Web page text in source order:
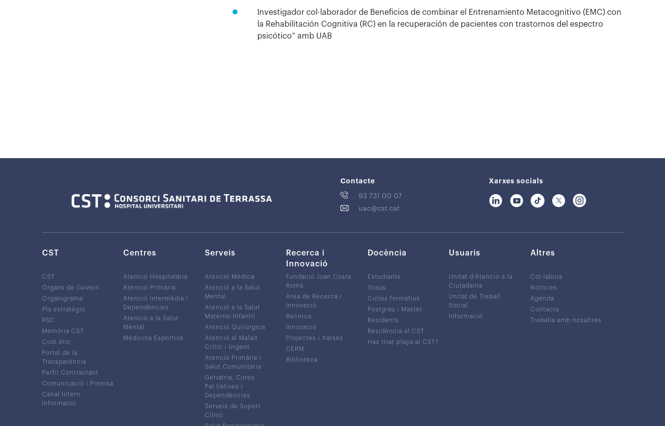
Investigador col·laborador de Beneficios de combinar el Entrenamiento Metacognitivo (EMC) con
la Rehabilitación Cognitiva (RC) en la recuperación de pacientes con trastornos del espectro
psicótico” amb UAB
Contacte
93 731 00 07
uac@cst.cat
Xarxes socials
CST
CST
Òrgans de Govern
Organigrama
Pla estratègic
RSC
Memòria CST
Codi ètic
Portal de la
Transparència
Perfil Contractant
Comunicació i Premsa
Canal Intern
Informació
Centres
Atenció Hospitalària
Atenció Primària
Atenció Intermèdia i
Dependències
Atenció a la Salut
Mental
Medicina Esportiva
Serveis
Atenció Mèdica
Atenció a la Salut
Mental
Atenció a la Salut
Materno-Infantil
Atenció Quirúrgica
Atenció al Malalt
Crític i Urgent
Atenció Primària i
Salut Comunitària
Geriatria, Cures
Pal·liatives i
Dependències
Serveis de Suport
Clínic
Recerca i
Innovació
Fundació Joan Costa
Roma
Àrea de Recerca i
Innovació
Recerca
Innovació
Projectes i Xarxes
CERM
Biblioteca
Docència
Estudiants
Graus
Cicles formatius
Postgrau i Màster
Residents
Residència al CST
Has triat plaça al CST?
Usuaris
Unitat d’Atenció a la
Ciutadania
Unitat de Treball
Social
Informació
Altres
Col·labora
Notícies
Agenda
Contacta
Treballa amb nosaltres